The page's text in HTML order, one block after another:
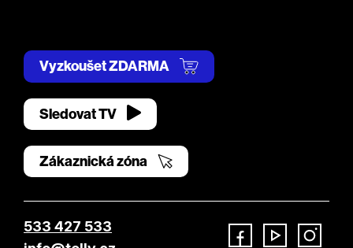
Vyzkoušet ZDARMA
Sledovat TV
Zákaznická zóna
533 427 533